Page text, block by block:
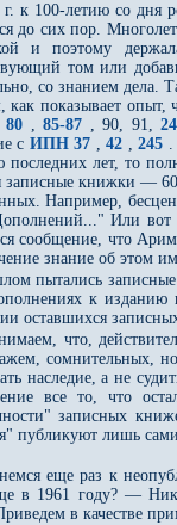
к 100-летию со дня
до сих пор.
и поэтому
том или
со знанием дела.
как показывает опыт,
80 ,85-87 , 90, 91,
с ИПН 37 ,42 ,245
последних лет, то
записные книжки —
Например,
Или вот
сообщение, что
знание об этом
пытались
к изданию
оставшихся
что,
сомнительных,
наследие, а не
все то, что
записных
публикуют лишь
еще раз к
в 1961 году? —
в качестве